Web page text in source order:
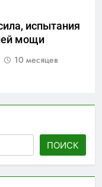
испытания
мощи
10 месяцев
ПОИСК